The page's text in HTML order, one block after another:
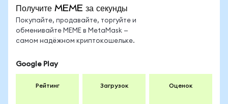
Получите MEME за секунды
Покупайте, продавайте, торгуйте и
обменивайте MEME в MetaMask —
самом надёжном криптокошельке.
Google Play
Рейтинг Загрузок Оценок